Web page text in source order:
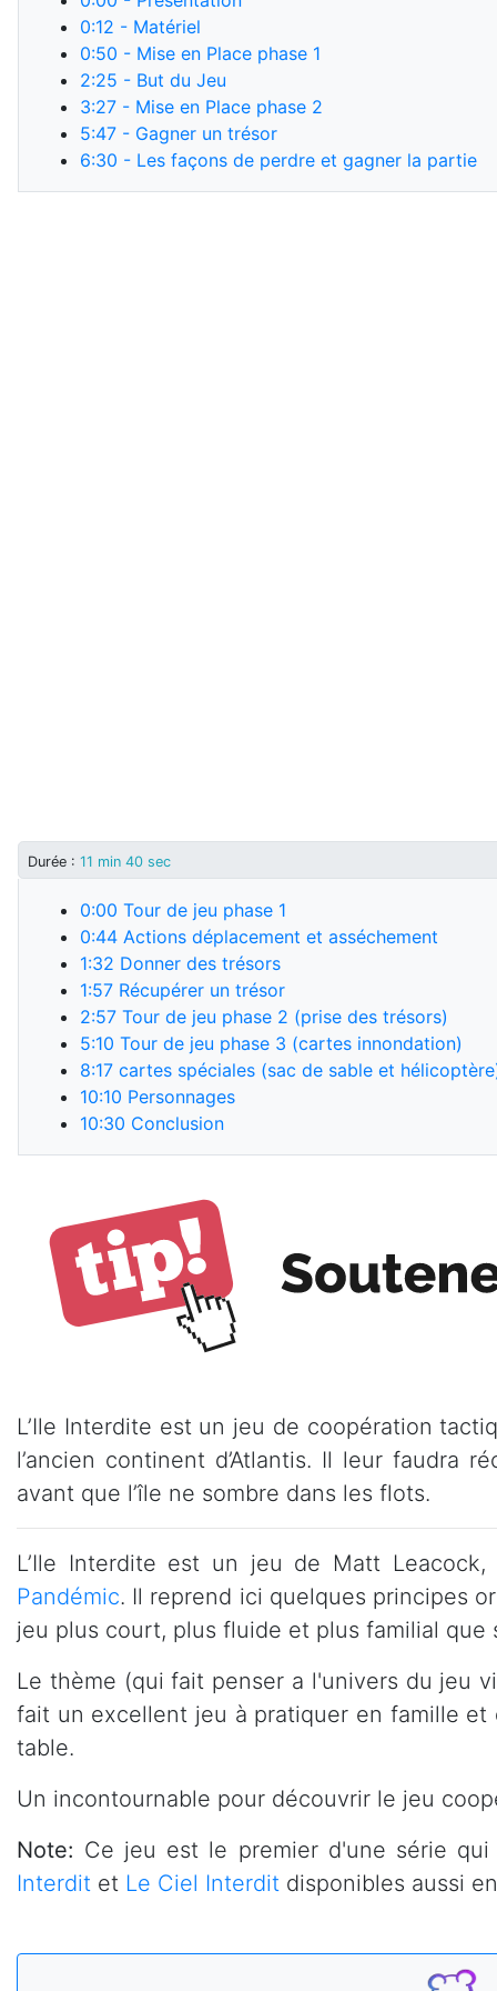
0:12 - Matériel
0:50 - Mise en Place phase 1
2:25 - But du Jeu
3:27 - Mise en Place phase 2
5:47 - Gagner un trésor
6:30 - Les façons de perdre et gagner la partie
Durée : 11 min 40 sec
0:00 Tour de jeu phase 1
0:44 Actions déplacement et asséchement
1:32 Donner des trésors
1:57 Récupérer un trésor
2:57 Tour de jeu phase 2 (prise des trésors)
5:10 Tour de jeu phase 3 (cartes innondation)
8:17 cartes spéciales (sac de sable et
10:10 Personnages
10:30 Conclusion
L’Ile Interdite est un jeu de coopération
l’ancien continent d’Atlantis. Il leur faudra
avant que l’île ne sombre dans les flots.
L’Ile Interdite est un jeu de Matt
Pandémic. Il reprend ici quelques principes
jeu plus court, plus fluide et plus familial que
Le thème (qui fait penser a l'univers du jeu
fait un excellent jeu à pratiquer en famille
table.
Un incontournable pour découvrir le jeu
Note: Ce jeu est le premier d'une série
Interdit et Le Ciel Interdit disponibles aussi